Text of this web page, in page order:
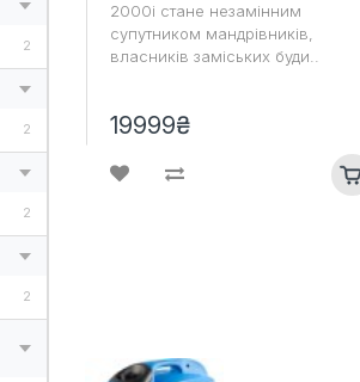
2
2
2
2
2000i стане незамінним
супутником мандрівників,
власників заміських буди..
19999₴